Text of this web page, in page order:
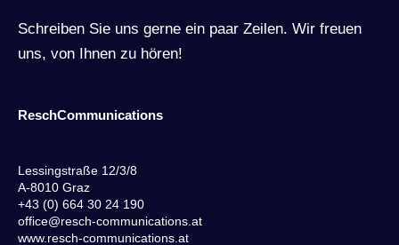
Schreiben Sie uns gerne ein paar Zeilen. Wir freuen
uns, von Ihnen zu hören!
ReschCommunications
Lessingstraße 12/3/8
A-8010 Graz
+43 (0) 664 30 24 190
office@resch-communications.at
www.resch-communications.at